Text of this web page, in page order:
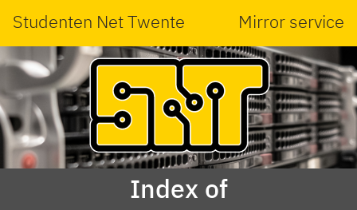
Studenten Net Twente Mirror service
Index of